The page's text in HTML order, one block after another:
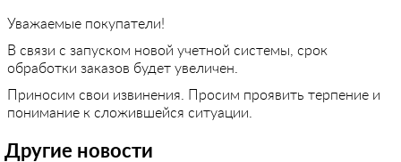
Уважаемые покупатели!
В связи с запуском новой учетной системы, срок
обработки заказов будет увеличен.
Приносим свои извинения.
Просим проявить терпение и
понимание к сложившейся ситуации.
Другие новости